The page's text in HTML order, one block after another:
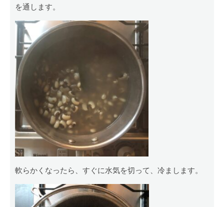
を通します。
軟らかくなったら、すぐに水気を切って、冷まします。